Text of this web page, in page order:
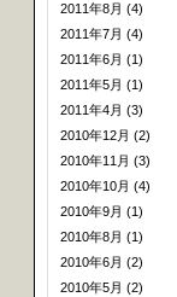
2011年8月 (4)
2011年7月 (4)
2011年6月 (1)
2011年5月 (1)
2011年4月 (3)
2010年12月 (2)
2010年11月 (3)
2010年10月 (4)
2010年9月 (1)
2010年8月 (1)
2010年6月 (2)
2010年5月 (2)